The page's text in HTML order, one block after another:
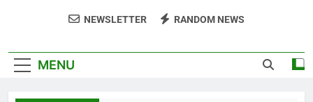
NEWSLETTER RANDOM NEWS
MENU